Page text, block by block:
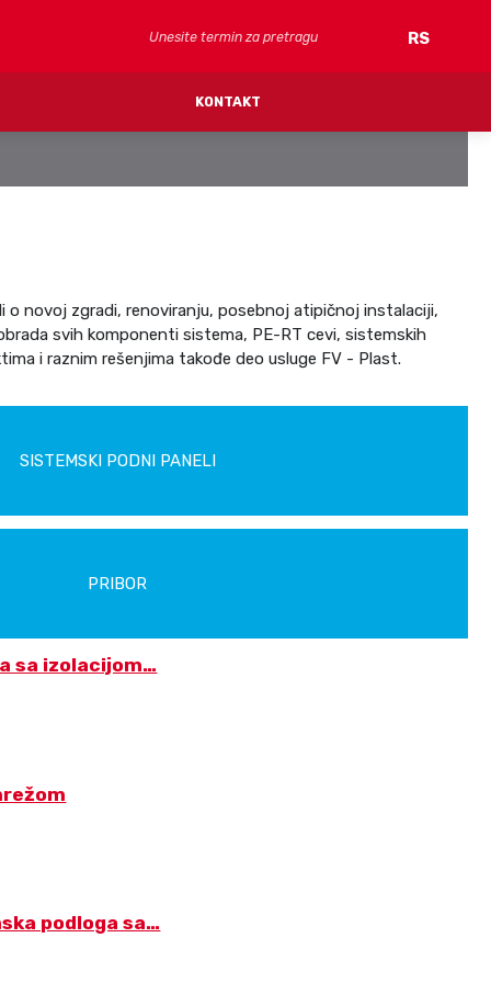
PretragaRS
KONTAKT
SPOJNICE
PRIBOR
o novoj zgradi, renoviranju, posebnoj atipičnoj instalaciji,
svih komponenti sistema, PE-RT cevi, sistemskih
i raznim rešenjima takođe deo usluge FV - Plast.
SISTEMSKI PODNI PANELI
PRIBOR
sa izolacijom…
podloga sa…